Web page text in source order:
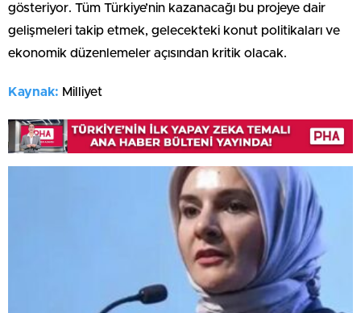
gösteriyor. Tüm Türkiye’nin kazanacağı bu projeye dair
gelişmeleri takip etmek, gelecekteki konut politikaları ve
ekonomik düzenlemeler açısından kritik olacak.
Kaynak: Milliyet